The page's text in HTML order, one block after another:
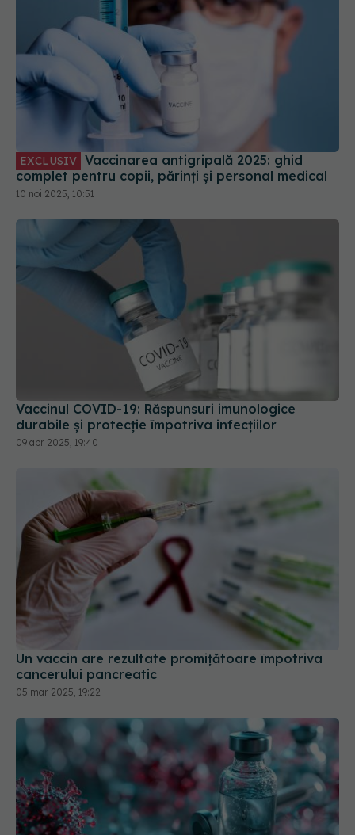
EXCLUSIV
complet pentru copii, părinți și personal medical
10 noi 2025, 10:51
Vaccinul COVID-19: Răspunsuri imunologice
durabile și protecție împotriva infecțiilor
09 apr 2025, 19:40
Un vaccin are rezultate promițătoare împotriva
cancerului pancreatic
05 mar 2025, 19:22